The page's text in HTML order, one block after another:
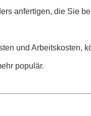
anfertigen, die Sie
und Arbeitskosten,
populär.